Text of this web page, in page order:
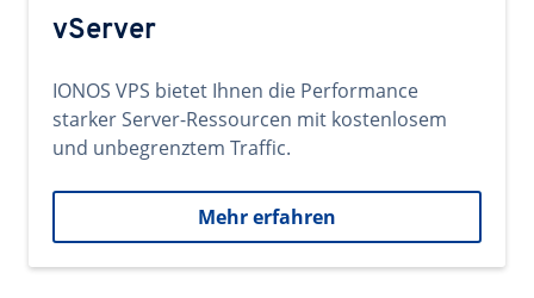
vServer
IONOS VPS bietet Ihnen die Performance
starker Server-Ressourcen mit kostenlosem
und unbegrenztem Traffic.
Mehr erfahren